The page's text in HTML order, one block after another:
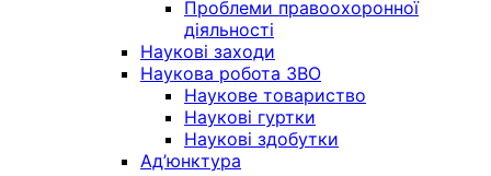
Проблеми правоохоронної
діяльності
Наукові заходи
Наукова робота ЗВО
Наукове товариство
Наукові гуртки
Наукові здобутки
Ад’юнктура